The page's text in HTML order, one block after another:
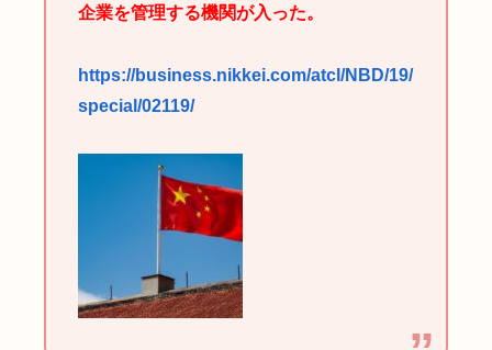
企業を管理する機関が入った。
https://business.nikkei.com/atcl/NBD/19/
special/02119/